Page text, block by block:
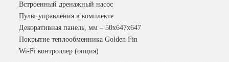
Встроенный дренажный насос
Пульт управления в комплекте
Декоративная панель, мм – 50x647x647
Покрытие теплообменника Golden Fin
Wi-Fi контроллер (опция)